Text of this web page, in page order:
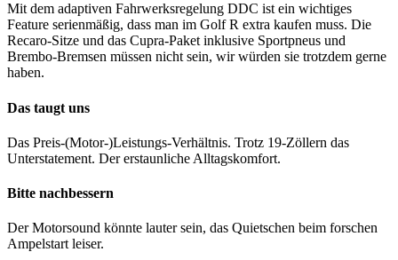
Mit dem adaptiven Fahrwerksregelung DDC ist ein wichtiges
Feature serienmäßig, dass man im Golf R extra kaufen muss. Die
Recaro-Sitze und das Cupra-Paket inklusive Sportpneus und
Brembo-Bremsen müssen nicht sein, wir würden sie trotzdem gerne
haben.
Das taugt uns
Das Preis-(Motor-)Leistungs-Verhältnis. Trotz 19-Zöllern das
Unterstatement. Der erstaunliche Alltagskomfort.
Bitte nachbessern
Der Motorsound könnte lauter sein, das Quietschen beim forschen
Ampelstart leiser.